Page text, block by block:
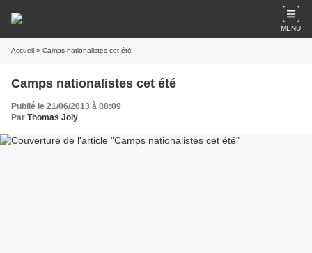
MENU
Accueil » Camps nationalistes cet été
Camps nationalistes cet été
Publié le 21/06/2013 à 08:09
Par Thomas Joly